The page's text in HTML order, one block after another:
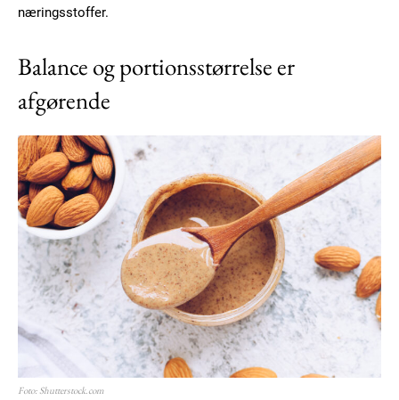
næringsstoffer.
Balance og portionsstørrelse er
afgørende
Foto: Shutterstock.com